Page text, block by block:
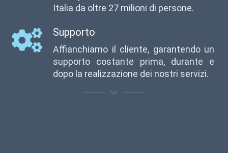
Italia da oltre 27 milioni di persone.
Supporto
Affianchiamo il cliente, garantendo un
supporto costante prima, durante e
dopo la realizzazione dei nostri servizi.